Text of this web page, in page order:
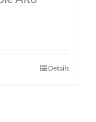
Details